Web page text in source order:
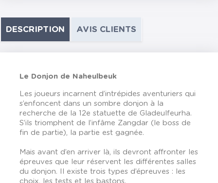
DESCRIPTION AVIS CLIENTS
Le Donjon de Naheulbeuk
Les joueurs incarnent d’intrépides aventuriers qui
s’enfoncent dans un sombre donjon à la
recherche de la 12e statuette de Gladeulfeurha.
S’ils triomphent de l’infâme Zangdar (le boss de
fin de partie), la partie est gagnée.
Mais avant d’en arriver là, ils devront affronter les
épreuves que leur réservent les différentes salles
du donjon. Il existe trois types d’épreuves : les
choix, les tests et les bastons.